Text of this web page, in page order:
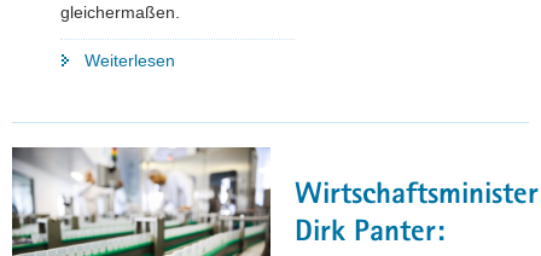
gleichermaßen.
Weiterlesen
auf
Freistellung
zur
Wirtschaftsminister
Dirk Panter: